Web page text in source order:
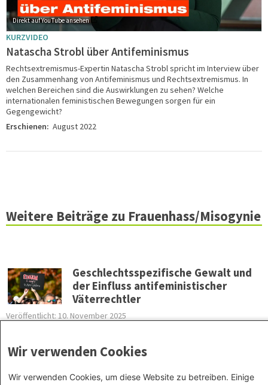
Direkt auf YouTube ansehen
KURZVIDEO
Natascha Strobl über Antifeminismus
Rechtsextremismus-Expertin Natascha Strobl spricht im Interview über
den Zusammenhang von Antifeminismus und Rechtsextremismus. In
welchen Bereichen sind die Auswirklungen zu sehen? Welche
internationalen feministischen Bewegungen sorgen für ein
Gegengewicht?
Erschienen: August 2022
Weitere Beiträge zu Frauenhass/Misogynie
Geschlechtsspezifische Gewalt und
der Einfluss antifeministischer
Väterrechtler
Veröffentlicht: 10. November 2025
geschlechtsspezifischer Gewalt und dem Einfluss antifeministischer
Autonomer Frauenhäuser (ZIF).
Wir verwenden Cookies
Wir verwenden Cookies, um diese Website zu betreiben. Einige